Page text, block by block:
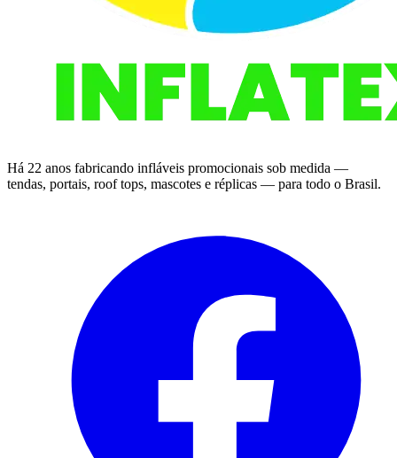
Há 22 anos fabricando infláveis promocionais sob medida —
tendas, portais, roof tops, mascotes e réplicas — para todo o Brasil.